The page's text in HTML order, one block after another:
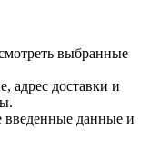
выбранные
адрес доставки и
введенные данные и